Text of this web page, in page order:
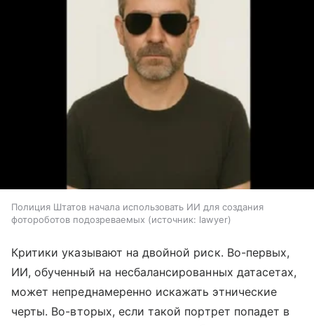
Полиция Штатов начала использовать ИИ для создания
фотороботов подозреваемых
источник: lawyer
Критики указывают на двойной риск. Во-первых,
ИИ, обученный на несбалансированных датасетах,
может непреднамеренно искажать этнические
черты. Во-вторых, если такой портрет попадет в